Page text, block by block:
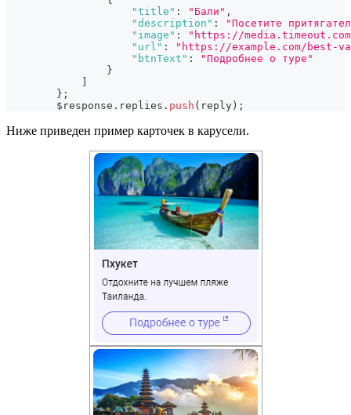
"title" : "Бали" ,
"description" :
"Посетите
"image" :
"https://
"url" :
"https://example.com/best-
"btnText" :
"Подробнее о туре"
}
} ;
        $response
. replies . push ( reply ) ;
Ниже приведен пример карточек в карусели.